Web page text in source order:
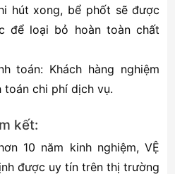
hút xong, bể phốt sẽ được
để loại bỏ hoàn toàn chất
toán: Khách hàng nghiệm
toán chi phí dịch vụ.
kết:
10 năm kinh nghiệm, VỆ
được uy tín trên thị trường